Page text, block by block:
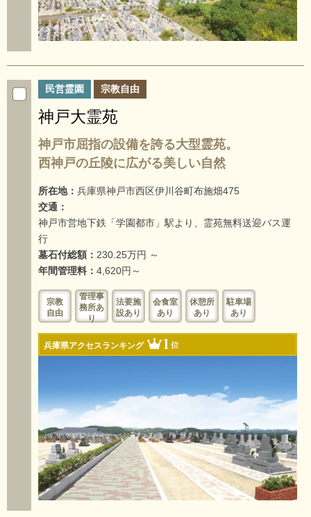
民営霊園 宗教自由
神戸大霊苑
神戸市屈指の設備を誇る大型霊苑。
西神戸の丘陵に広がる美しい自然
所在地： 兵庫県神戸市西区伊川谷町布施畑475
交通：
神戸市営地下鉄「学園都市」駅より、霊苑無料送迎バス運
行
墓石付総額： 230.25万円 ～
年間管理料： 4,620円～
宗教
自由
管理事
務所あ
り
法要施
設あり
会食室
あり
休憩所
あり
駐車場
あり
兵庫県アクセスランキング 1位